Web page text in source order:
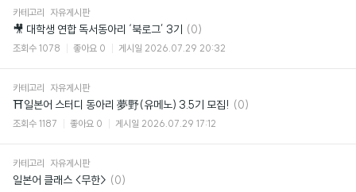
카테고리 자유게시판
🎥 대학생 연합 독서동아리 ‘북로그’ 3기 댓
글
(0)
조회수 1078 좋아요 0 게시일 2026.07.29 20:32
카테고리 자유게시판
⛩일본어 스터디 동아리 夢野(유메노) 3.5기 모집! 댓
(0)
조회수 1187 좋아요 0 게시일 2026.07.29 17:12
카테고리 자유게시판
일본어 클래스 <무한> 댓
(0)